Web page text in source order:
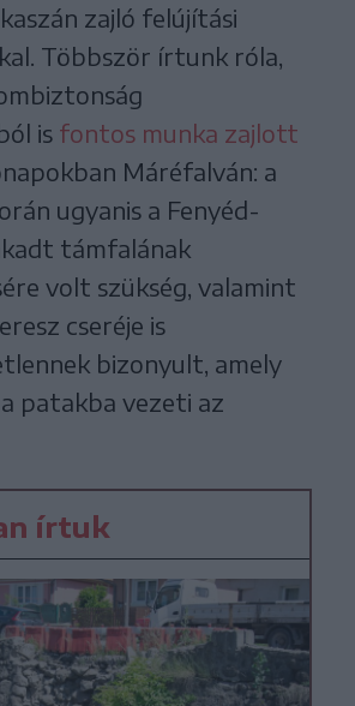
zajló felújítási
Többször írtunk róla,
is fontos munka zajlott
Máréfalván: a
ugyanis a Fenyéd-
támfalának
volt szükség, valamint
cseréje is
bizonyult, amely
patakba vezeti az
írtuk